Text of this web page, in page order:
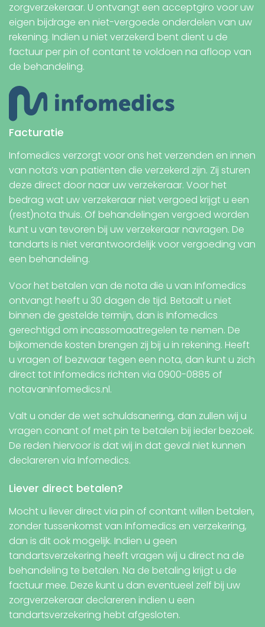
zorgverzekeraar. U ontvangt een acceptgiro voor uw
eigen bijdrage en niet-vergoede onderdelen van uw
rekening. Indien u niet verzekerd bent dient u de
factuur per pin of contant te voldoen na afloop van
de behandeling.
Facturatie
Infomedics verzorgt voor ons het verzenden en innen
van nota’s van patiënten die verzekerd zijn. Zij sturen
deze direct door naar uw verzekeraar. Voor het
bedrag wat uw verzekeraar niet vergoed krijgt u een
(rest)nota thuis. Of behandelingen vergoed worden
kunt u van tevoren bij uw verzekeraar navragen. De
tandarts is niet verantwoordelijk voor vergoeding van
een behandeling.
Voor het betalen van de nota die u van Infomedics
ontvangt heeft u 30 dagen de tijd. Betaalt u niet
binnen de gestelde termijn, dan is Infomedics
gerechtigd om incassomaatregelen te nemen. De
bijkomende kosten brengen zij bij u in rekening. Heeft
u vragen of bezwaar tegen een nota, dan kunt u zich
direct tot Infomedics richten via 0900-0885 of
notavanInfomedics.nl.
Valt u onder de wet schuldsanering, dan zullen wij u
vragen conant of met pin te betalen bij ieder bezoek.
De reden hiervoor is dat wij in dat geval niet kunnen
declareren via Infomedics.
Liever direct betalen?
Mocht u liever direct via pin of contant willen betalen,
zonder tussenkomst van Infomedics en verzekering,
dan is dit ook mogelijk. Indien u geen
tandartsverzekering heeft vragen wij u direct na de
behandeling te betalen. Na de betaling krijgt u de
factuur mee. Deze kunt u dan eventueel zelf bij uw
zorgverzekeraar declareren indien u een
tandartsverzekering hebt afgesloten.